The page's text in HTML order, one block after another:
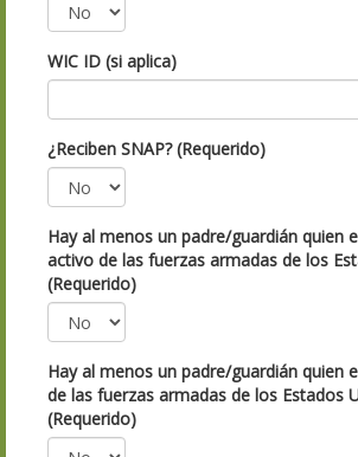
WIC ID (si aplica)
¿Reciben SNAP? (Requerido)
Hay al menos un padre/guardián quien
activo de las fuerzas armadas de los
(Requerido)
Hay al menos un padre/guardián quien
de las fuerzas armadas de los Estados
(Requerido)